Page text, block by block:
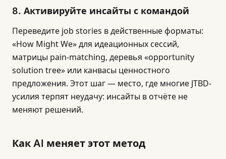
8. Активируйте инсайты с командой
Переведите job stories в действенные форматы:
«How Might We» для идеационных сессий,
матрицы pain-matching, деревья «opportunity
solution tree» или канвасы ценностного
предложения. Этот шаг — место, где многие JTBD-
усилия терпят неудачу: инсайты в отчёте не
меняют решений.
Как AI меняет этот метод